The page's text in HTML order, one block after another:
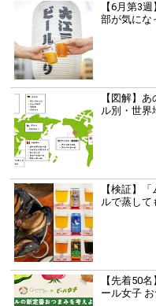
【6月第3
部が気にな
【図解】
ル別・世界
【検証】
ルで蒸して
【先着50
ール女子